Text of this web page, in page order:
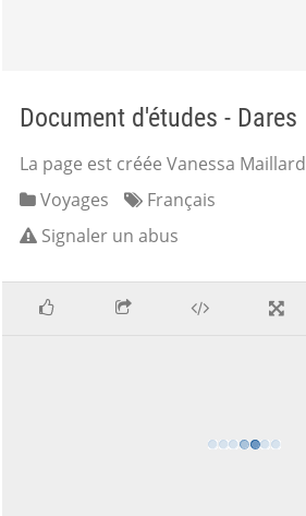
Document d'études - Dares
La page est créée Vanessa Maillard
Voyages
Français
Signaler un abus